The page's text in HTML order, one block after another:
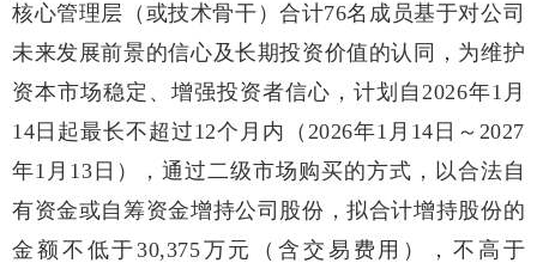
核心管理层（或技术骨干）合计76名成员基于对公司
未来发展前景的信心及长期投资价值的认同，为维护
资本市场稳定、增强投资者信心，计划自2026年1月
14日起最长不超过12个月内（2026年1月14日～2027
年1月13日），通过二级市场购买的方式，以合法自
有资金或自筹资金增持公司股份，拟合计增持股份的
金额不低于30,375万元（含交易费用），不高于